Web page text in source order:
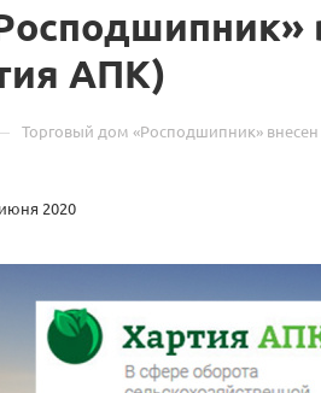
АПК)
Торговый дом «Росподшипник»
2020